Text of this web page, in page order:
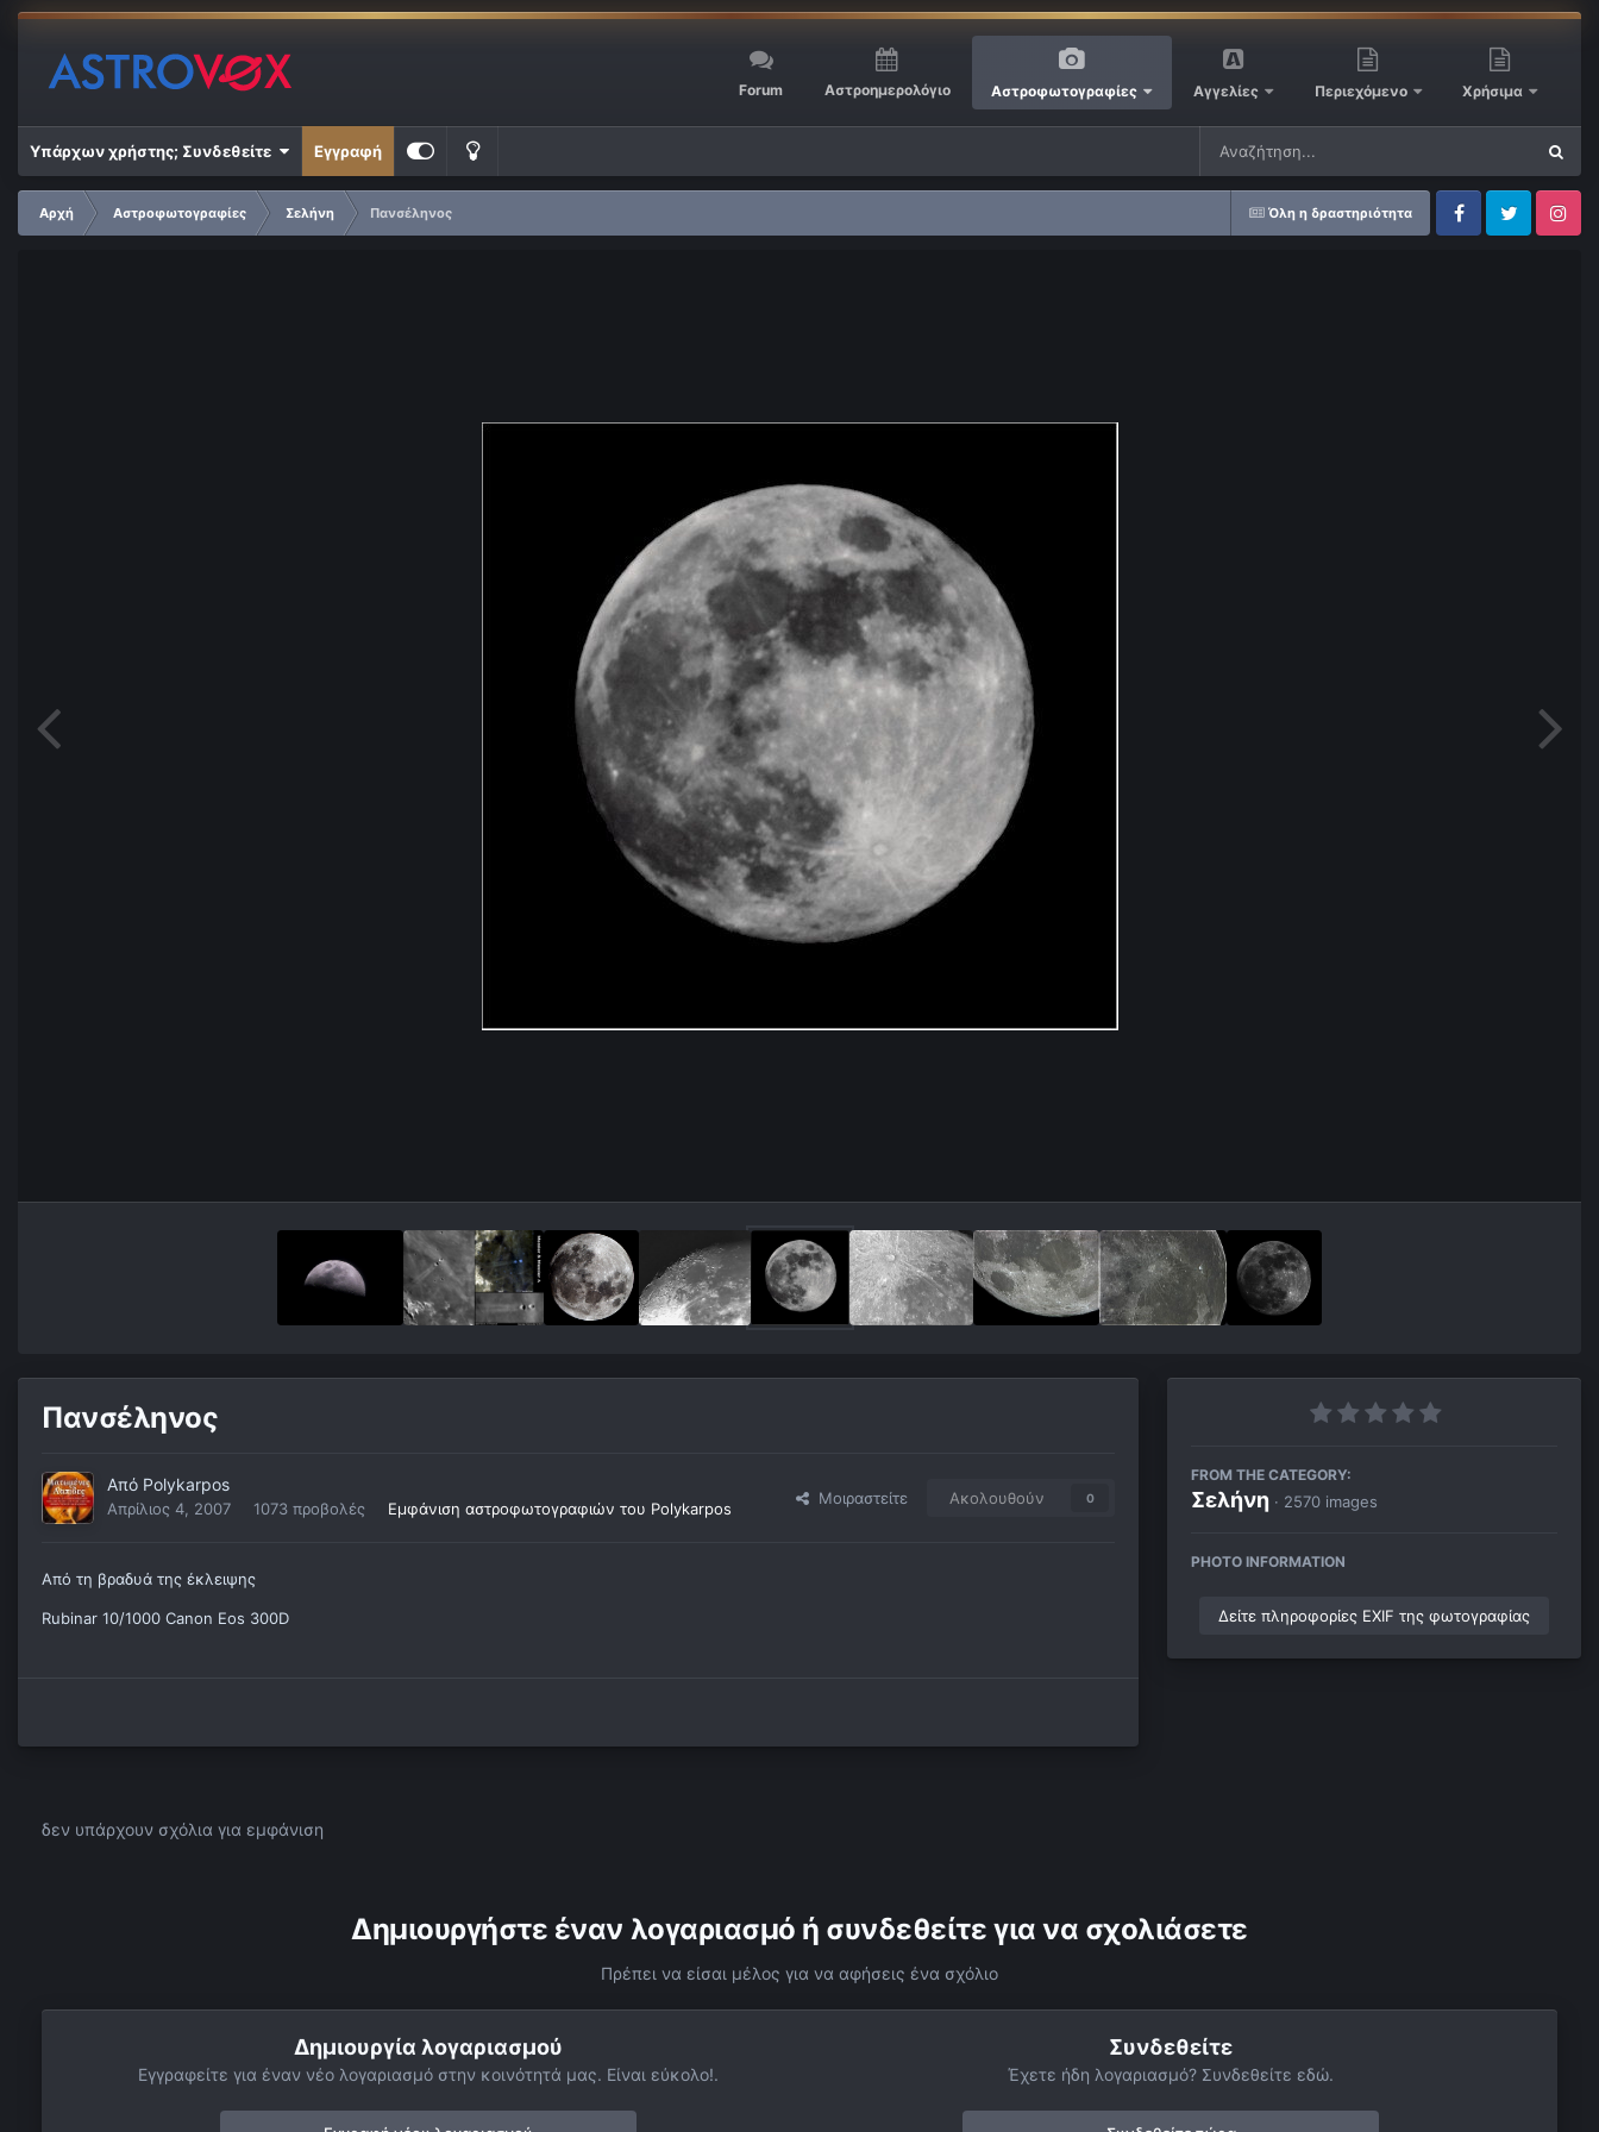
Forum Αστροημερολόγιο Αστροφωτογραφίες Αγγελίες Περιεχόμενο Χρήσιμα
Υπάρχων χρήστης; Συνδεθείτε Εγγραφή
Όλη η δραστηριότητα
Αρχή Αστροφωτογραφίες Σελήνη
Πανσέληνος
FacebookTwitter Instagram
Πανσέληνος
Από Polykarpos
Απρίλιος 4, 2007 1073 προβολές Εμφάνιση αστροφωτογραφιών του Polykarpos
Μοιραστείτε Ακολουθούν 0
Από τη βραδυά της έκλειψης
Rubinar 10/1000 Canon Eos 300D
FROM THE CATEGORY:
Σελήνη · 2570 images
PHOTO INFORMATION
Δείτε πληροφορίες EXIF της φωτογραφίας
δεν υπάρχουν σχόλια για εμφάνιση
Δημιουργήστε έναν λογαριασμό ή συνδεθείτε για να σχολιάσετε
Πρέπει να είσαι μέλος για να αφήσεις ένα σχόλιο
Δημιουργία λογαριασμού
Εγγραφείτε για έναν νέο λογαριασμό στην κοινότητά μας. Είναι εύκολο!.
Συνδεθείτε
Έχετε ήδη λογαριασμό? Συνδεθείτε εδώ.